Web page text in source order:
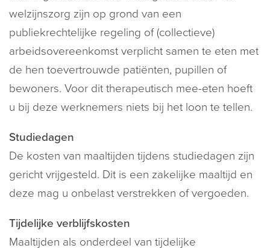
welzijnszorg zijn op grond van een
publiekrechtelijke regeling of (collectieve)
arbeidsovereenkomst verplicht samen te eten met
de hen toevertrouwde patiënten, pupillen of
bewoners. Voor dit therapeutisch mee-eten hoeft
u bij deze werknemers niets bij het loon te tellen.
Studiedagen
De kosten van maaltijden tijdens studiedagen zijn
gericht vrijgesteld. Dit is een zakelijke maaltijd en
deze mag u onbelast verstrekken of vergoeden.
Tijdelijke verblijfskosten
Maaltijden als onderdeel van tijdelijke